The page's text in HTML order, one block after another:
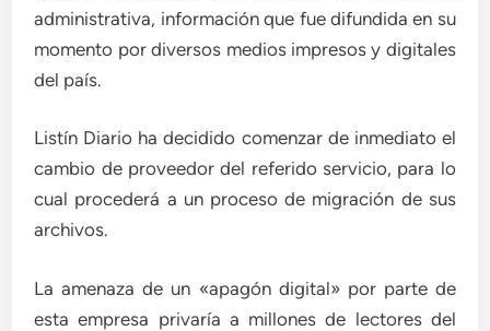
administrativa, información que fue difundida en su
momento por diversos medios impresos y digitales
del país.
Listín Diario ha decidido comenzar de inmediato el
cambio de proveedor del referido servicio, para lo
cual procederá a un proceso de migración de sus
archivos.
La amenaza de un «apagón digital» por parte de
esta empresa privaría a millones de lectores del